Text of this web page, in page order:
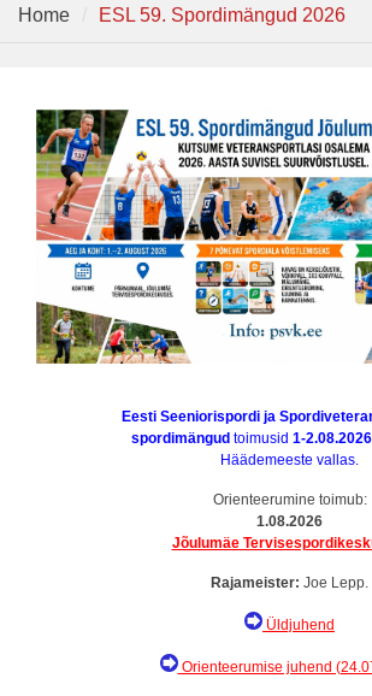
Home ESL 59. Spordimängud 2026
Eesti Seeniorispordi ja
spordimängud toimusid 1-2.08.2026
Häädemeeste vallas.
Orienteerumine toimub:
1.08.2026
Jõulumäe
Rajameister: Joe Lepp.
Üldjuhend
Orienteerumise juhend